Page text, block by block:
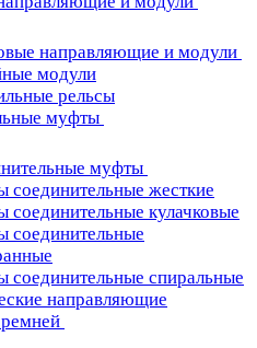
направляющие и модули
модули
рельсы
муфты
муфты
жесткие
кулачковые
соединительные
спиральные
направляющие